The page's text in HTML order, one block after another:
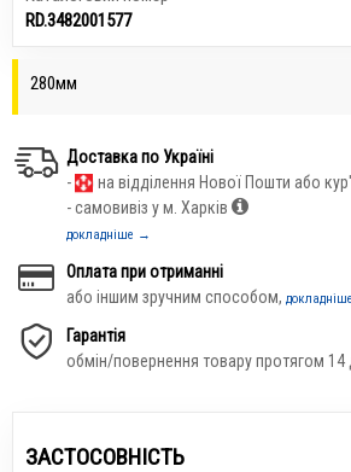
RD.3482001577
280мм
Доставка по Україні
-
на відділення Нової Пошти або
- самовивіз у м. Харків
докладніше →
Оплата при отриманні
або іншим зручним способом,
Гарантія
обмін/повернення товару протягом 14
ЗАСТОСОВНІСТЬ